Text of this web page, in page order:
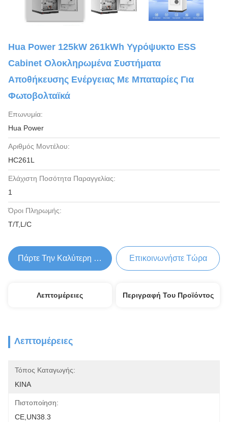
Hua Power 125kW 261kWh Υγρόψυκτο ESS
Cabinet Ολοκληρωμένα Συστήματα
Αποθήκευσης Ενέργειας Με Μπαταρίες Για
Φωτοβολταϊκά
Επωνυμία:
Hua Power
Αριθμός Μοντέλου:
HC261L
Ελάχιστη Ποσότητα Παραγγελίας:
1
Όροι Πληρωμής:
T/T,L/C
Πάρτε Την Καλύτερη Τιμή Επικοινωνήστε Τώρα
Λεπτομέρειες Περιγραφή Του Προϊόντος
Λεπτομέρειες
Τόπος Καταγωγής:
ΚΙΝΑ
Πιστοποίηση:
CE,UN38.3